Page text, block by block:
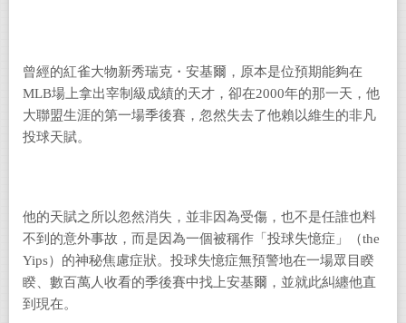
曾經的紅雀大物新秀瑞克・安基爾，原本是位預期能夠在
MLB場上拿出宰制級成績的天才，卻在2000年的那一天，他
大聯盟生涯的第一場季後賽，忽然失去了他賴以維生的非凡
投球天賦。
他的天賦之所以忽然消失，並非因為受傷，也不是任誰也料
不到的意外事故，而是因為一個被稱作「投球失憶症」（the
Yips）的神秘焦慮症狀。投球失憶症無預警地在一場眾目睽
睽、數百萬人收看的季後賽中找上安基爾，並就此糾纏他直
到現在。